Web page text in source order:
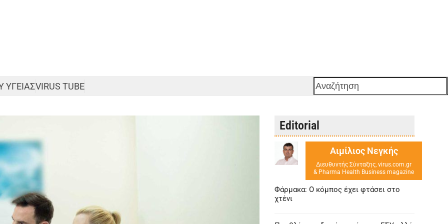
ΥΓΕΙΑΣVIRUS TUBE Αναζήτηση
Editorial
Αιμίλιος Νεγκής
Διευθυντής Σύνταξης, virus.com.gr
& Pharma Health Business magazine
Φάρμακα: Ο κόμπος έχει φτάσει στο
χτένι